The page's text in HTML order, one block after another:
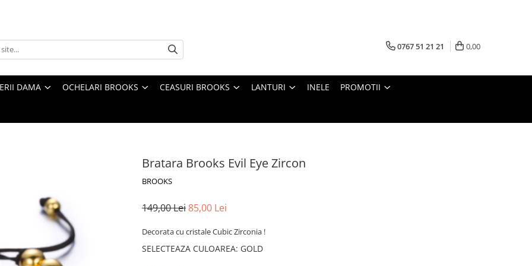
0767 51 21 21 0,00
DAMA OCHELARI BROOKS CEASURI BROOKS LANTURI INELE PROMOTII
Bratara Brooks Evil Eye Zircon
BROOKS
149,00 Lei85,00 Lei
Decorata cu cristale Cubic Zirconia !
SELECTEAZA CULOAREA: GOLD